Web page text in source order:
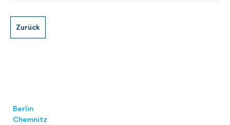
Berlin
Chemnitz